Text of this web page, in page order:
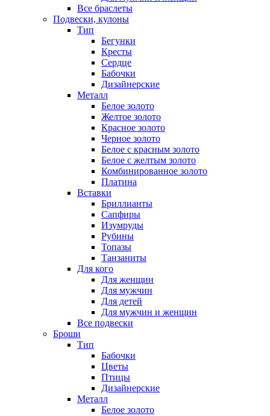
Все браслеты
Подвески, кулоны
Тип
Бегунки
Кресты
Сердце
Бабочки
Дизайнерские
Металл
Белое золото
Желтое золото
Красное золото
Черное золото
Белое с красным золото
Белое с желтым золото
Комбинированное золото
Платина
Вставки
Бриллианты
Сапфиры
Изумруды
Рубины
Топазы
Танзаниты
Для кого
Для женщин
Для мужчин
Для детей
Для мужчин и женщин
Все подвески
Броши
Тип
Бабочки
Цветы
Птицы
Дизайнерские
Металл
Белое золото